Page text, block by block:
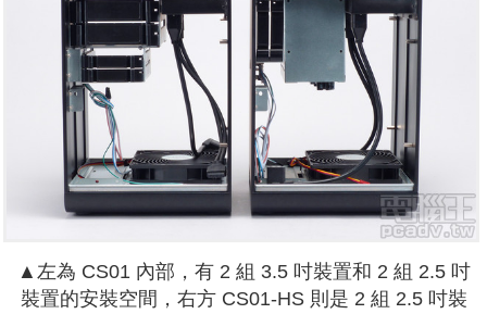
▲左為 CS01 內部，有 2 組 3.5 吋裝置和 2 組 2.5 吋
裝置的安裝空間，右方 CS01-HS 則是 2 組 2.5 吋裝